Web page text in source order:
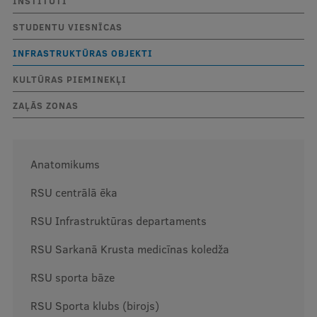
Mobile
galvenā
izvēlne
Studiju iespējas
Pamatstudiju programmas
Maģistra studiju programmas
STUDENTU VIESNĪCAS
INFRASTRUKTŪRAS OBJEKTI
KULTŪRAS PIEMINEKĻI
ZAĻĀS ZONAS
Anatomikums
RSU centrālā ēka
RSU Infrastruktūras departaments
RSU Sarkanā Krusta medicīnas koledža
RSU sporta bāze
RSU Sporta klubs (birojs)